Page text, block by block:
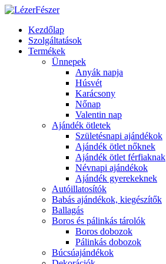
Kezdőlap
Szolgáltatások
Termékek
Ünnepek
Anyák napja
Húsvét
Karácsony
Nőnap
Valentin nap
Ajándék ötletek
Születésnapi ajándékok
Ajándék ötlet nőknek
Ajándék ötlet férfiaknak
Névnapi ajándékok
Ajándék gyerekeknek
Autóillatosítók
Babás ajándékok, kiegészítők
Ballagás
Boros és pálinkás tárolók
Boros dobozok
Pálinkás dobozok
Búcsúajándékok